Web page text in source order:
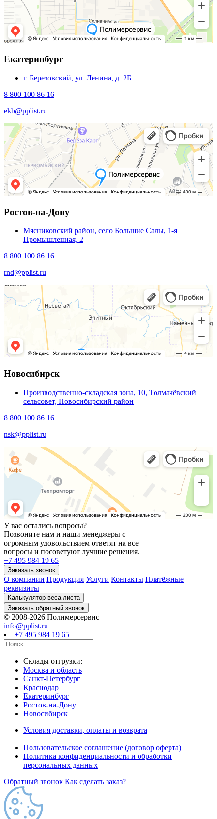
Екатеринбург
г. Березовский, ул. Ленина, д. 2Б
8 800 100 86 16
ekb@pplist.ru
Ростов-на-Дону
Мясниковский район, село Большие Салы, 1-я
Промышленная, 2
8 800 100 86 16
rnd@pplist.ru
Новосибирск
Производственно-складская зона, 10, Толмачёвский
сельсовет, Новосибирский район
8 800 100 86 16
nsk@pplist.ru
У вас остались вопросы?
Позвоните нам и наши менеджеры с
огромным удовольствием ответят на все
вопросы и посоветуют лучшие решения.
+7 495 984 19 65
О компании Продукция Услуги Контакты Платёжные
реквизиты
© 2008-2026 Полимерсервис
info@pplist.ru
+7 495 984 19 65
Склады отгрузки:
Москва и область
Санкт-Петербург
Краснодар
Екатеринбург
Ростов-на-Дону
Новосибирск
Условия доставки, оплаты и возврата
Пользовательское соглашение (договор оферта)
Политика конфиденциальности и обработки
персональных данных
Обратный звонок Как сделать заказ?